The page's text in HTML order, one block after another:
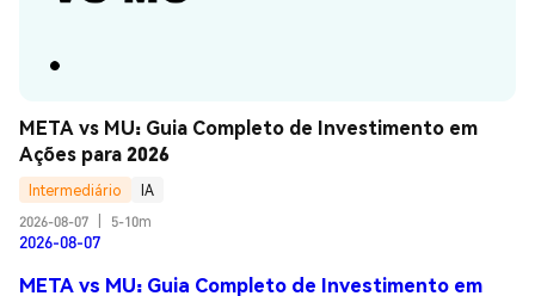
META vs MU: Guia Completo de Investimento em
Ações para 2026
Intermediário
IA
2026-08-07
5-10m
2026-08-07
META vs MU: Guia Completo de Investimento em